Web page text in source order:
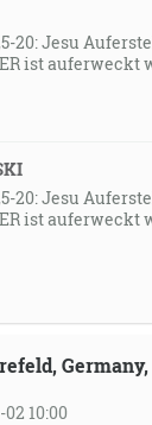
20: Jesu
ist auferweckt
20: Jesu
ist auferweckt
10:00